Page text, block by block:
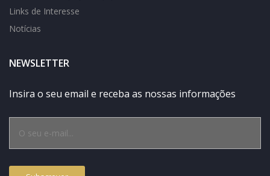
Links de Interesse
Notícias
NEWSLETTER
Insira o seu email e receba as nossas informações